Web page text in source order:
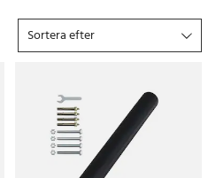
Sortera efter